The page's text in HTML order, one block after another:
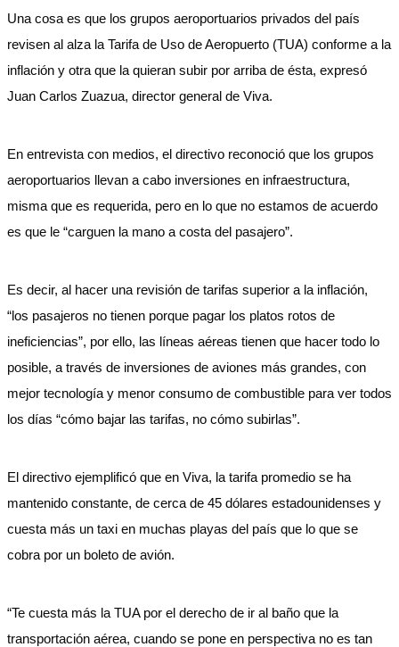
Una cosa es que los grupos aeroportuarios privados del país
revisen al alza la Tarifa de Uso de Aeropuerto (TUA) conforme a la
inflación y otra que la quieran subir por arriba de ésta, expresó
Juan Carlos Zuazua, director general de Viva.
En entrevista con medios, el directivo reconoció que los grupos
aeroportuarios llevan a cabo inversiones en infraestructura,
misma que es requerida, pero en lo que no estamos de acuerdo
es que le “carguen la mano a costa del pasajero”.
Es decir, al hacer una revisión de tarifas superior a la inflación,
“los pasajeros no tienen porque pagar los platos rotos de
ineficiencias”, por ello, las líneas aéreas tienen que hacer todo lo
posible, a través de inversiones de aviones más grandes, con
mejor tecnología y menor consumo de combustible para ver todos
los días “cómo bajar las tarifas, no cómo subirlas”.
El directivo ejemplificó que en Viva, la tarifa promedio se ha
mantenido constante, de cerca de 45 dólares estadounidenses y
cuesta más un taxi en muchas playas del país que lo que se
cobra por un boleto de avión.
“Te cuesta más la TUA por el derecho de ir al baño que la
transportación aérea, cuando se pone en perspectiva no es tan